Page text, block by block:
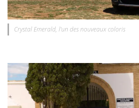
Crystal Emerald, l’un des nouveaux coloris